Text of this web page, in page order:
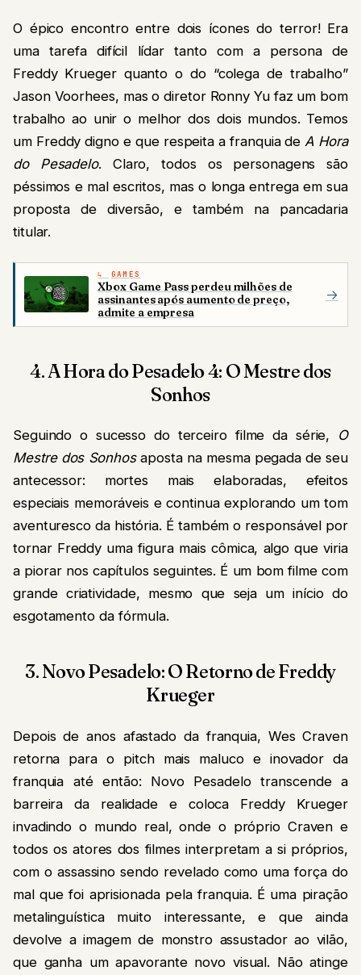
O épico encontro entre dois ícones do terror! Era
uma tarefa difícil lídar tanto com a persona de
Freddy Krueger quanto o do “colega de trabalho”
Jason Voorhees, mas o diretor Ronny Yu faz um bom
trabalho ao unir o melhor dos dois mundos. Temos
um Freddy digno e que respeita a franquia de A Hora
do Pesadelo. Claro, todos os personagens são
péssimos e mal escritos, mas o longa entrega em sua
proposta de diversão, e também na pancadaria
titular.
GAMES
Xbox Game Pass perdeu milhões de
assinantes após aumento de preço,
admite a empresa
→
4. A Hora do Pesadelo 4: O Mestre dos
Sonhos
Seguindo o sucesso do terceiro filme da série, O
Mestre dos Sonhosaposta na mesma pegada de seu
antecessor: mortes mais elaboradas, efeitos
especiais memoráveis e continua explorando um tom
aventuresco da história. É também o responsável por
tornar Freddy uma figura mais cômica, algo que viria
a piorar nos capítulos seguintes. É um bom filme com
grande criatividade, mesmo que seja um início do
esgotamento da fórmula.
3. Novo Pesadelo: O Retorno de Freddy
Krueger
Depois de anos afastado da franquia, Wes Craven
retorna para o pitch mais maluco e inovador da
franquia até então: Novo Pesadelo transcende a
barreira da realidade e coloca Freddy Krueger
invadindo o mundo real, onde o próprio Craven e
todos os atores dos filmes interpretam a si próprios,
com o assassino sendo revelado como uma força do
mal que foi aprisionada pela franquia. É uma piração
metalinguística muito interessante, e que ainda
devolve a imagem de monstro assustador ao vilão,
que ganha um apavorante novo visual. Não atinge